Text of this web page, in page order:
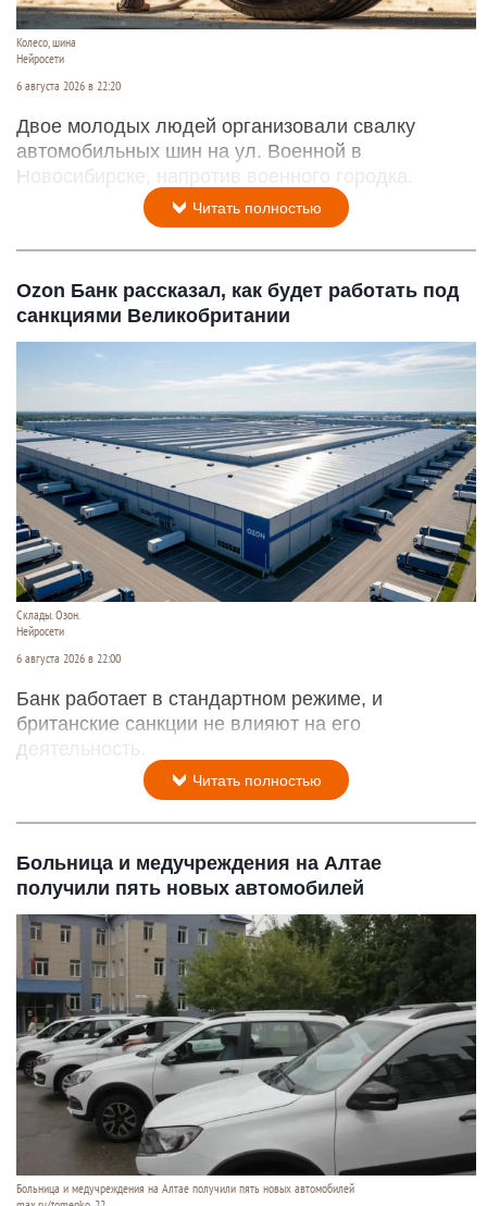
Колесо, шина
Нейросети
6 августа 2026 в 22:20
Двое молодых людей организовали свалку
автомобильных шин на ул. Военной в
Новосибирске, напротив военного городка.
Читать полностью
Ozon Банк рассказал, как будет работать под
санкциями Великобритании
Склады. Озон.
Нейросети
6 августа 2026 в 22:00
Банк работает в стандартном режиме, и
британские санкции не влияют на его
деятельность.
Читать полностью
Больница и медучреждения на Алтае
получили пять новых автомобилей
Больница и медучреждения на Алтае получили пять новых автомобилей